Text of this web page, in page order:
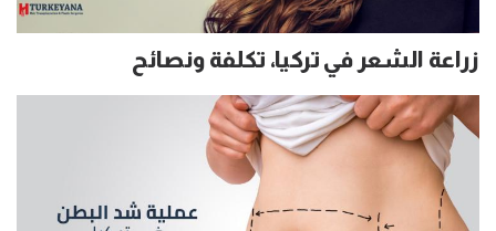
زراعة الشعر في تركيا، تكلفة ونصائح